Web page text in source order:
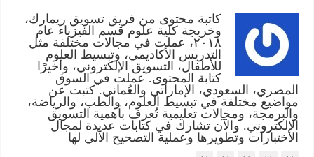
كاتبة محتوى من فريق تسويق ريمارك،
وخريجة كلية علوم قسم الفيزياء عام
٢٠١٨، عملت في مجالات مختلفة مثل
التدريس الأكاديمي، وتبسيط العلوم
للأطفال، التسويق الإلكتروني، وأخيرًا
كتابة المحتوى. عملت في السوق
المصري، السعودي، الإماراتي والعُماني. كتبت عن
مواضيع مختلفة في تبسيط العلوم، والطب، والرياضة،
والبرمجة، ومجالات تعليمية تُعرف بأهمية التسويق
الإلكتروني. والآن تشارك في كتابات عديدة لمجال
الاختبارات وتطويرها وعملية التصحيح الآلي لها